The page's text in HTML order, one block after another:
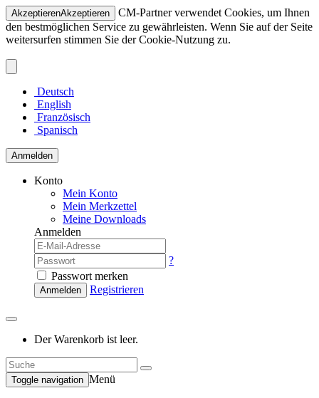
AkzeptierenAkzeptieren
CM-Partner verwendet Cookies, um Ihnen
den bestmöglichen Service zu gewährleisten. Wenn Sie auf der Seite
weitersurfen stimmen Sie der Cookie-Nutzung zu.
Deutsch
English
Französisch
Spanisch
Anmelden
Konto
Mein Konto
Mein Merkzettel
Meine Downloads
Anmelden
?
Passwort merken
Anmelden Registrieren
Der Warenkorb ist leer.
Toggle navigation Menü